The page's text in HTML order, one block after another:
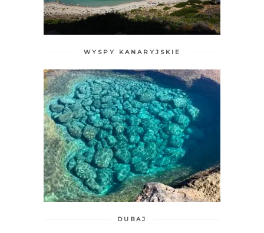
WYSPY KANARYJSKIE
DUBAJ